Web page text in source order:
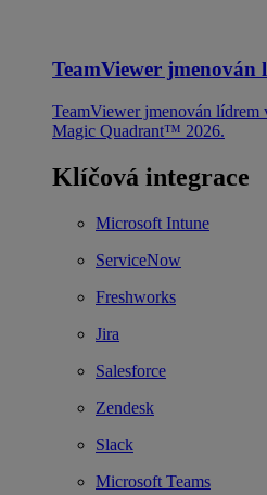
TeamViewer
TeamViewer jmenován
Magic Quadrant™ 2026.
Klíčová integrace
Microsoft Intune
ServiceNow
Freshworks
Jira
Salesforce
Zendesk
Slack
Microsoft Teams